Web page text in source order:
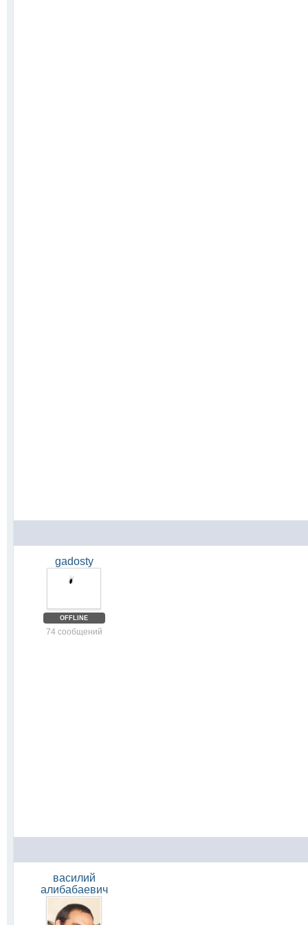
gadosty
OFFLINE
74 сообщений
василий
алибабаевич